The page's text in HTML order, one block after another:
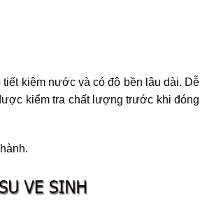
kiệm nước và có độ bền lâu dài. Dễ
kiểm tra chất lượng trước khi đóng